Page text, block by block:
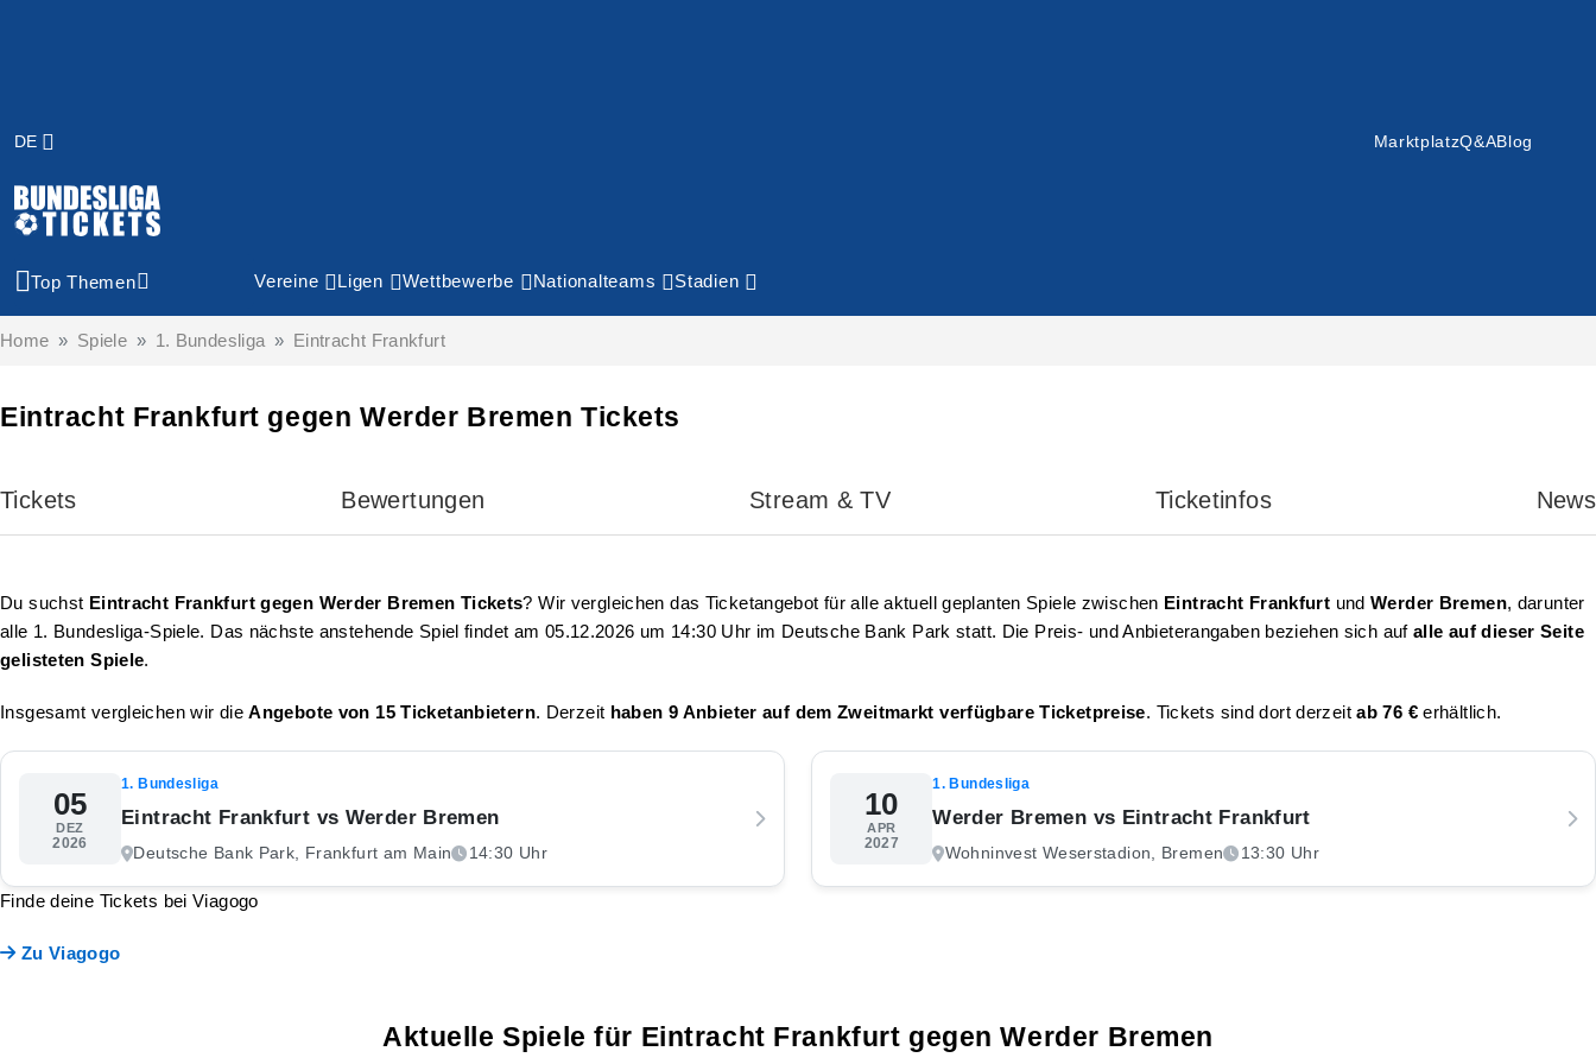
DE MarktplatzQ&ABlog
Top Themen Vereine Ligen Wettbewerbe Nationalteams Stadien
Eintracht Frankfurt gegen Werder Bremen Tickets
Home Spiele 1. Bundesliga Eintracht Frankfurt
Tickets Bewertungen Stream & TV Ticketinfos News
Du suchst Eintracht Frankfurt gegen Werder Bremen Tickets? Wir vergleichen das Ticketangebot für alle aktuell geplanten Spiele zwischen Eintracht Frankfurt und Werder Bremen, darunter
alle 1. Bundesliga-Spiele. Das nächste anstehende Spiel findet am 05.12.2026 um 14:30 Uhr im Deutsche Bank Park statt. Die Preis- und Anbieterangaben beziehen sich auf alle auf dieser Seite
gelisteten Spiele.
Insgesamt vergleichen wir dieAngebote von 15 Ticketanbietern. Derzeit haben 9 Anbieter auf dem Zweitmarkt verfügbare Ticketpreise. Tickets sind dort derzeitab 76 €erhältlich.
05
DEZ
2026
1. Bundesliga
Eintracht Frankfurt vs Werder Bremen
Deutsche Bank Park, Frankfurt am Main 14:30 Uhr
10
APR
2027
1. Bundesliga
Werder Bremen vs Eintracht Frankfurt
Wohninvest Weserstadion, Bremen 13:30 Uhr
Finde deine Tickets bei Viagogo
Zu Viagogo
Aktuelle Spiele für Eintracht Frankfurt gegen Werder Bremen